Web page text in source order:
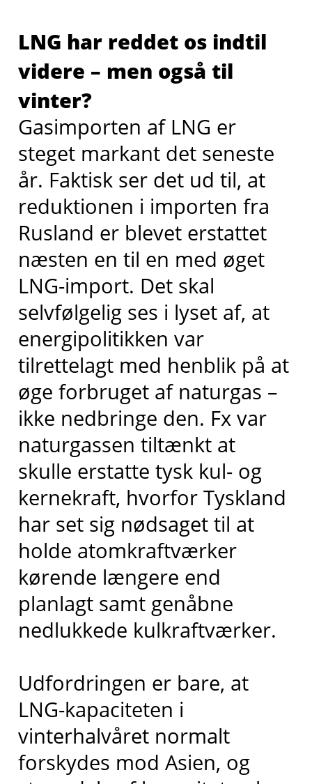
LNG har reddet os indtil
videre – men også til
vinter?
Gasimporten af LNG er
steget markant det seneste
år. Faktisk ser det ud til, at
reduktionen i importen fra
Rusland er blevet erstattet
næsten en til en med øget
LNG-import. Det skal
selvfølgelig ses i lyset af, at
energipolitikken var
tilrettelagt med henblik på at
øge forbruget af naturgas –
ikke nedbringe den. Fx var
naturgassen tiltænkt at
skulle erstatte tysk kul- og
kernekraft, hvorfor Tyskland
har set sig nødsaget til at
holde atomkraftværker
kørende længere end
planlagt samt genåbne
nedlukkede kulkraftværker.
Udfordringen er bare, at
LNG-kapaciteten i
vinterhalvåret normalt
forskydes mod Asien, og